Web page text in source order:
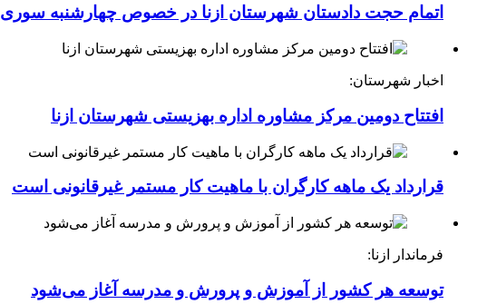
اتمام حجت دادستان شهرستان ازنا در خصوص چهارشنبه ‌سوری
اخبار شهرستان:
افتتاح دومین مرکز مشاوره اداره بهزیستی شهرستان ازنا
قرارداد یک ماهه کارگران با ماهیت کار مستمر غیرقانونی است
فرماندار ازنا:
توسعه هر کشور از آموزش و پرورش و مدرسه آغاز می‌شود